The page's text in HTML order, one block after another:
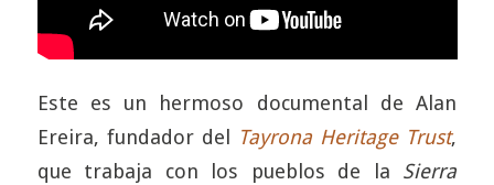
Este es un hermoso documental de Alan
Ereira, fundador del
Tayrona Heritage Trust,
que trabaja con los pueblos de la Sierra